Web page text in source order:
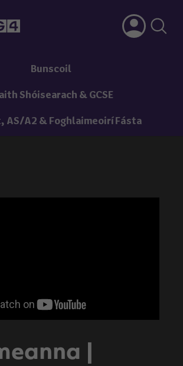
Bunscoil
Shóisearach & GCSE
AS/A2 & Foghlaimeoirí Fásta
|